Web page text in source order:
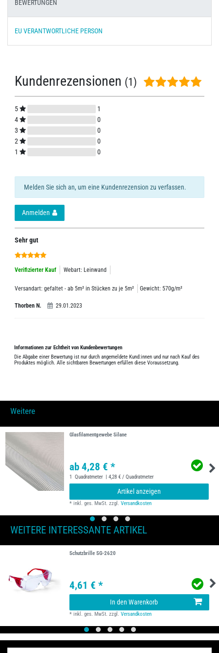
BEWERTUNGEN
EU VERANTWORTLICHE PERSON
Kundenrezensionen (1)
5
1
4
0
3
0
2
0
1
0
Melden Sie sich an, um eine Kundenrezension zu verfassen.
Anmelden
Sehr gut
Verifizierter Kauf Webart: Leinwand
Versandart: gefaltet - ab 5m² in Stücken zu je 5m² Gewicht: 570g/m²
Thorben N. 29.01.2023
Informationen zur Echtheit von Kundenbewertungen
Die Abgabe einer Bewertung ist nur durch angemeldete Kund:innen und nur nach Kauf des
Produktes möglich. Alle sichtbaren Bewertungen erfüllen diese Voraussetzung.
Weitere
Glasfilamentgewebe Silane
ab 4,28 € *
1 Quadratmeter | 4,28 € / Quadratmeter
Artikel anzeigen
*inkl. ges. MwSt. zzgl.Versandkosten
WEITERE INTERESSANTE ARTIKEL
Schutzbrille SG-2620
4,61 € *
In den Warenkorb
*inkl. ges. MwSt. zzgl.Versandkosten